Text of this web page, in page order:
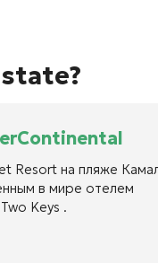
Resort на пляже
в мире отелем
Keys .